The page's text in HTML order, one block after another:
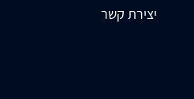
יצירת קשר